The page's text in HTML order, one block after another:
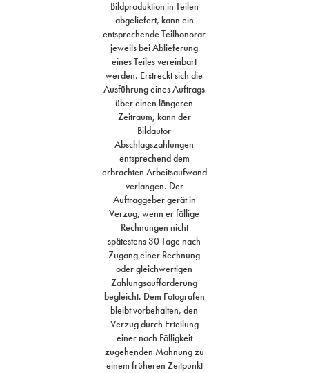
Bildproduktion in Teilen
abgeliefert, kann ein
entsprechende Teilhonorar
jeweils bei Ablieferung
eines Teiles vereinbart
werden. Erstreckt sich die
Ausführung eines Auftrags
über einen längeren
Zeitraum, kann der
Bildautor
Abschlagszahlungen
entsprechend dem
erbrachten Arbeitsaufwand
verlangen. Der
Auftraggeber gerät in
Verzug, wenn er fällige
Rechnungen nicht
spätestens 30 Tage nach
Zugang einer Rechnung
oder gleichwertigen
Zahlungsaufforderung
begleicht. Dem Fotografen
bleibt vorbehalten, den
Verzug durch Erteilung
einer nach Fälligkeit
zugehenden Mahnung zu
einem früheren Zeitpunkt